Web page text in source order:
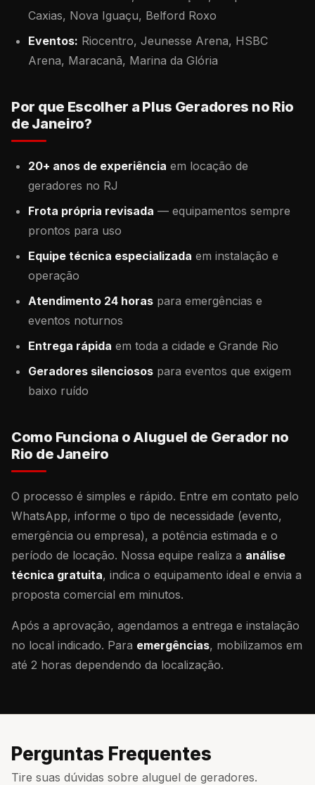
Caxias, Nova Iguaçu, Belford Roxo
Eventos: Riocentro, Jeunesse Arena, HSBC
Arena, Maracanã, Marina da Glória
Por que Escolher a Plus Geradores no Rio
de Janeiro?
20+ anos de experiência em locação de
geradores no RJ
Frota própria revisada — equipamentos sempre
prontos para uso
Equipe técnica especializada em instalação e
operação
Atendimento 24 horas para emergências e
eventos noturnos
Entrega rápida em toda a cidade e Grande Rio
Geradores silenciosos para eventos que exigem
baixo ruído
Como Funciona o Aluguel de Gerador no
Rio de Janeiro
O processo é simples e rápido. Entre em contato pelo
WhatsApp, informe o tipo de necessidade (evento,
emergência ou empresa), a potência estimada e o
período de locação. Nossa equipe realiza a análise
técnica gratuita, indica o equipamento ideal e envia a
proposta comercial em minutos.
Após a aprovação, agendamos a entrega e instalação
no local indicado. Para emergências, mobilizamos em
até 2 horas dependendo da localização.
Perguntas Frequentes
Tire suas dúvidas sobre aluguel de geradores.